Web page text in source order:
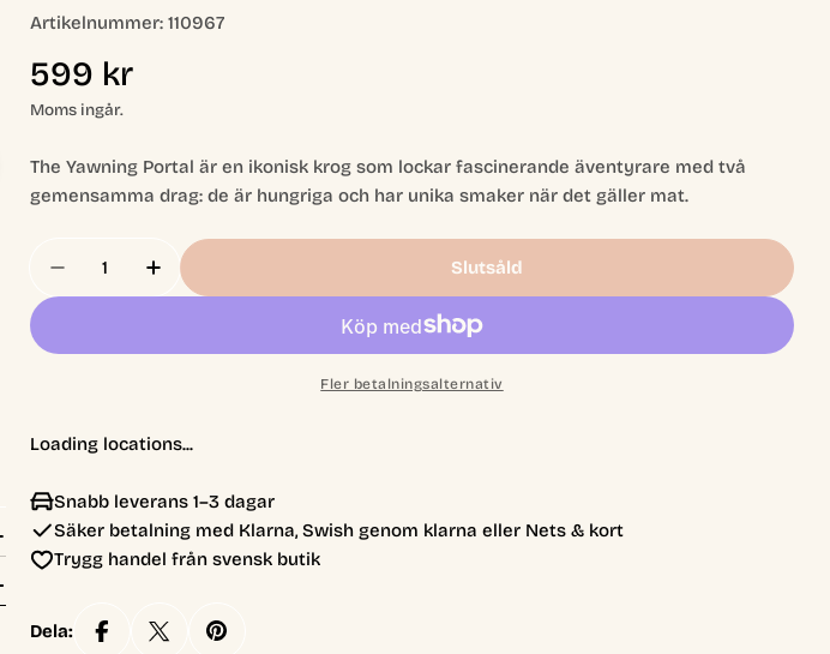
Öppna media 1 i modal
Artikelnummer: 110967
Ordinarie
pris
599 kr
Moms ingår.
The Yawning Portal är en ikonisk krog som lockar fascinerande äventyrare med två
gemensamma drag: de är hungriga och har unika smaker när det gäller mat.
Minska Antal För Dungeons &amp; Dragons: The Yawning Portal
Öka Antal För Dungeons &amp; Dragons: The Yawning Portal
Slutsåld
Fler betalningsalternativ
Loading locations...
Snabb leverans 1–3 dagar
Säker betalning med Klarna, Swish genom klarna eller Nets & kort
Trygg handel från svensk butik
Dela: